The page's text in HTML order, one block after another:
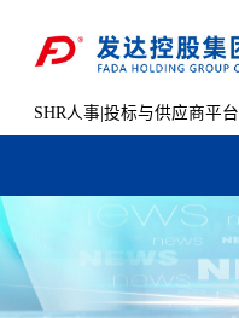
SHR人事 投标与供应商平台